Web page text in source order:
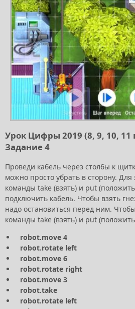
Урок Цифры 2019 (8, 9, 10, 11
Задание 4
Проведи кабель через столбы к
можно просто убрать в сторону. Для
команды take (взять) и put
подключить кабель. Чтобы взять
надо остановиться перед ним.
команды take (взять) и put
robot.move 4
robot.rotate left
robot.move 6
robot.rotate right
robot.move 3
robot.take
robot.rotate left